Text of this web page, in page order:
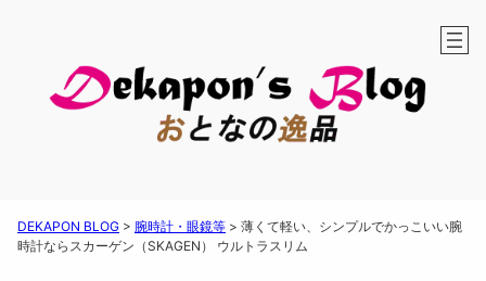
DEKAPON BLOG > 腕時計・眼鏡等 > 薄くて軽い、シンプルでかっこいい腕
時計ならスカーゲン（SKAGEN） ウルトラスリム